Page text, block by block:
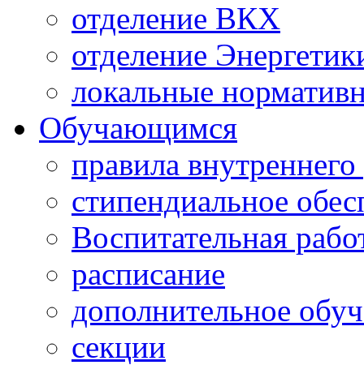
отделение ВКХ
отделение
локальные
Обучающимся
правила
стипендиальное
Воспитательная
расписание
дополнительное
секции